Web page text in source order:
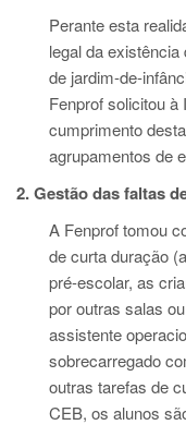
Perante esta
legal da
de jardim-de-
Fenprof solicitou à
cumprimento
agrupamentos de
2. Gestão das faltas
A Fenprof tomou
de curta duração
pré-escolar, as
por outras salas
assistente
sobrecarregado
outras tarefas de
CEB, os alunos